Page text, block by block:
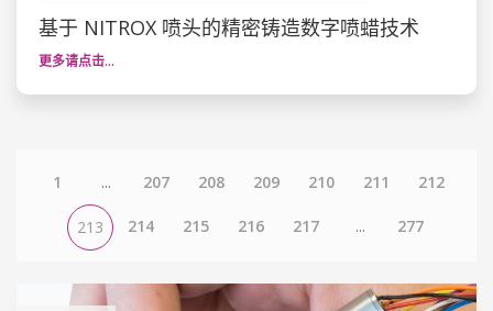
基于 NITROX 喷头的精密铸造数字喷蜡技术
更多请点击…
1 ... 207 208 209 210 211 212
213 214 215 216 217 ... 277